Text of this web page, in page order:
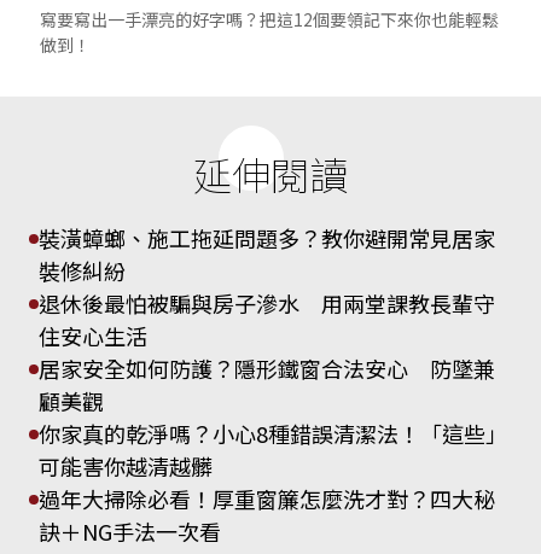
寫要寫出一手漂亮的好字嗎？把這12個要領記下來你也能輕鬆
做到！
延伸閱讀
裝潢蟑螂、施工拖延問題多？教你避開常見居家
裝修糾紛
退休後最怕被騙與房子滲水 用兩堂課教長輩守
住安心生活
居家安全如何防護？隱形鐵窗合法安心 防墜兼
顧美觀
你家真的乾淨嗎？小心8種錯誤清潔法！「這些」
可能害你越清越髒
過年大掃除必看！厚重窗簾怎麼洗才對？四大秘
訣＋NG手法一次看